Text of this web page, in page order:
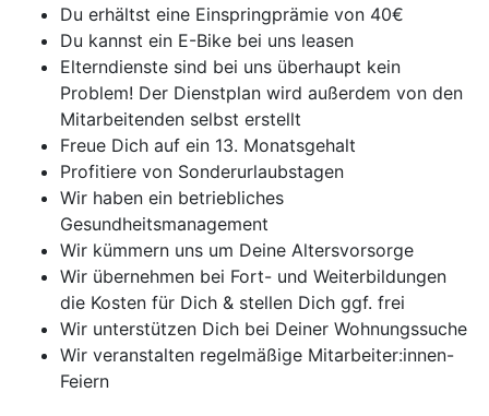
Du erhältst eine Einspringprämie von 40€
Du kannst ein E-Bike bei uns leasen
Elterndienste sind bei uns überhaupt kein
Problem! Der Dienstplan wird außerdem von den
Mitarbeitenden selbst erstellt
Freue Dich auf ein 13. Monatsgehalt
Profitiere von Sonderurlaubstagen
Wir haben ein betriebliches
Gesundheitsmanagement
Wir kümmern uns um Deine Altersvorsorge
Wir übernehmen bei Fort- und Weiterbildungen
die Kosten für Dich & stellen Dich ggf. frei
Wir unterstützen Dich bei Deiner Wohnungssuche
Wir veranstalten regelmäßige Mitarbeiter:innen-
Feiern